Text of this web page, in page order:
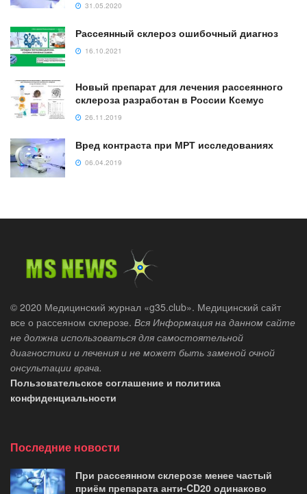
31.05.2020
Рассеянный склероз ошибочный диагноз
16.10.2021
Новый препарат для лечения рассеянного
склероза разработан в России Ксемус
26.11.2019
Вред контраста при МРТ исследованиях
06.04.2019
© 2020 Медицинский журнал «g35.club». Медицинский сайт
все о рассеяном склерозе. Вся Информация на данном сайте
не должна использоваться для самостоятельной
диагностики и лечения и не может быть заменой очной
онсультации врача.
Пользовательское соглашение и политика
конфиденциальности
Последние новости
При рассеянном склерозе менее частый
приём препарата анти-CD20 одинаково